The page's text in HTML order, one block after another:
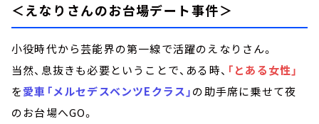
＜えなりさんのお台場デート事件＞
小役時代から芸能界の第一線で活躍のえなりさん。
当然、息抜きも必要ということで、ある時、 「とある女性」
を愛車「メルセデスベンツEクラス」の助手席に乗せて夜
のお台場へGO。